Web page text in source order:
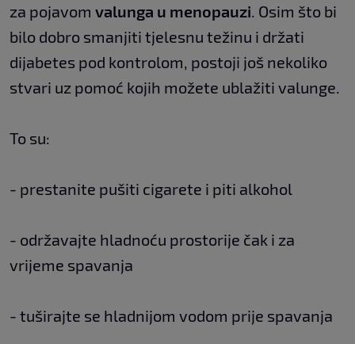
za pojavom valunga u menopauzi. Osim što bi
bilo dobro smanjiti tjelesnu težinu i držati
dijabetes pod kontrolom, postoji još nekoliko
stvari uz pomoć kojih možete ublažiti valunge.
To su:
- prestanite pušiti cigarete i piti alkohol
- održavajte hladnoću prostorije čak i za
vrijeme spavanja
- tuširajte se hladnijom vodom prije spavanja